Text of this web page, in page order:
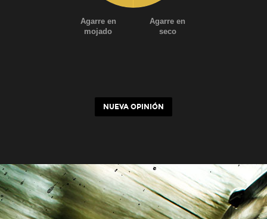
Agarre en
seco
Agarre en
mojado
NUEVA OPINIÓN